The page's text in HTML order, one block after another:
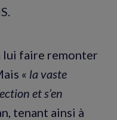
lui faire remonter
« la vaste
et s’en
tenant ainsi à